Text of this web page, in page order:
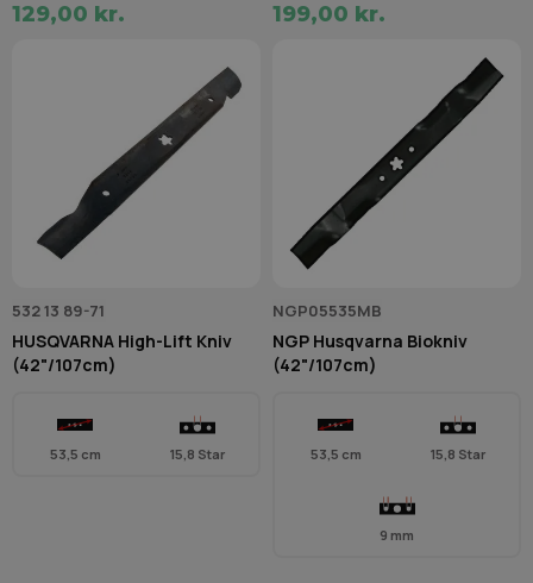
129,00 kr. 199,00 kr.
532 13 89-71
HUSQVARNA High-Lift Kniv
(42"/107cm)
53,5 cm 15,8 Star
NGP05535MB
NGP Husqvarna Biokniv
(42"/107cm)
53,5 cm 15,8 Star
9 mm